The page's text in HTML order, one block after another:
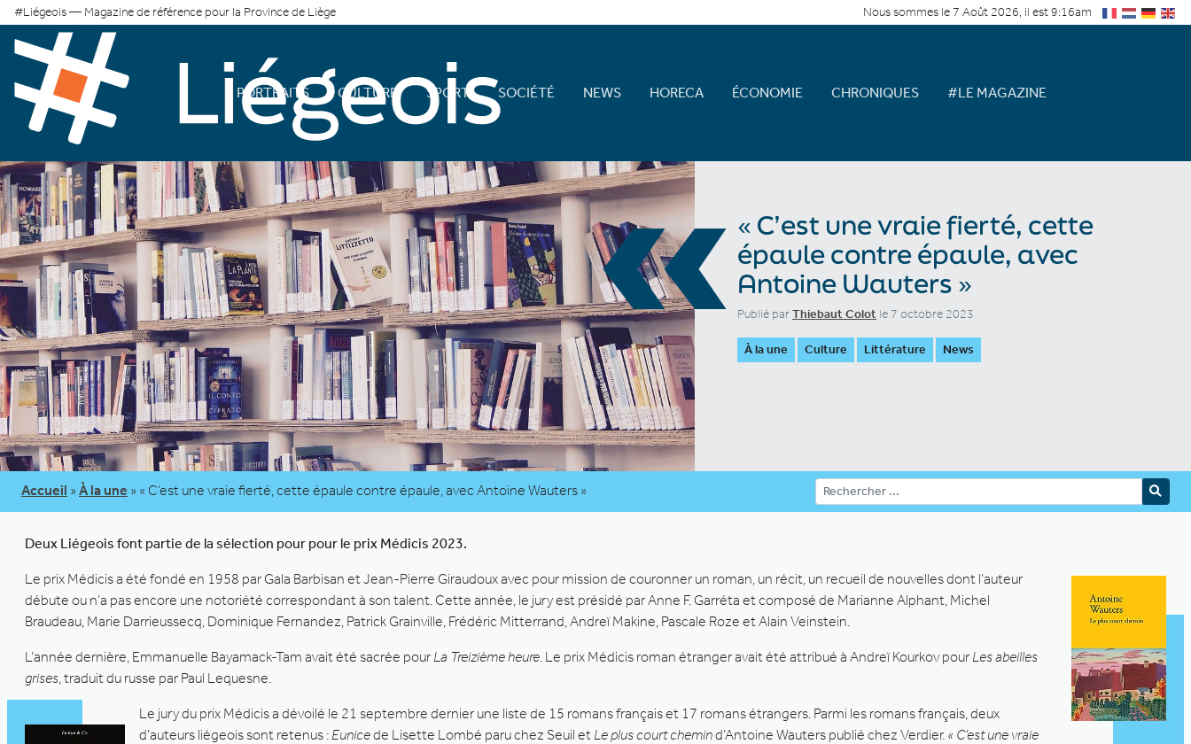
#Liégeois — Magazine de référence pour la Province de Liège Nous sommes le 7 Août 2026, il est 9:16am
PORTRAITS CULTURE SPORT SOCIÉTÉ NEWS HORECA ÉCONOMIE CHRONIQUES #LE MAGAZINE
«« C’est une vraie fierté, cette
épaule contre épaule, avec
Antoine Wauters »
Publié parThiebaut Colot le 7 octobre 2023
À la une Culture Littérature News
Accueil » À la une » « C’est une vraie fierté, cette épaule contre épaule, avec Antoine Wauters »
Deux Liégeois font partie de la sélection pour pour le prix Médicis 2023.
Le prix Médicis a été fondé en 1958 par Gala Barbisan et Jean-Pierre Giraudoux avec pour mission de couronner un roman, un récit, un recueil de nouvelles dont l’auteur
débute ou n’a pas encore une notoriété correspondant à son talent. Cette année, le jury est présidé par Anne F. Garréta et composé de Marianne Alphant, Michel
Braudeau, Marie Darrieussecq, Dominique Fernandez, Patrick Grainville, Frédéric Mitterrand, Andreï Makine, Pascale Roze et Alain Veinstein.
L’année dernière, Emmanuelle Bayamack-Tam avait été sacrée pour La Treizième heure. Le prix Médicis roman étranger avait été attribué à Andreï Kourkov pour Les abeilles
grises, traduit du russe par Paul Lequesne.
Le jury du prix Médicis a dévoilé le 21 septembre dernier une liste de 15 romans français et 17 romans étrangers. Parmi les romans français, deux
d’auteurs liégeois sont retenus : Eunicede Lisette Lombé paru chez Seuil et Le plus court chemind’Antoine Wauters publié chez Verdier. « C’est une vraie